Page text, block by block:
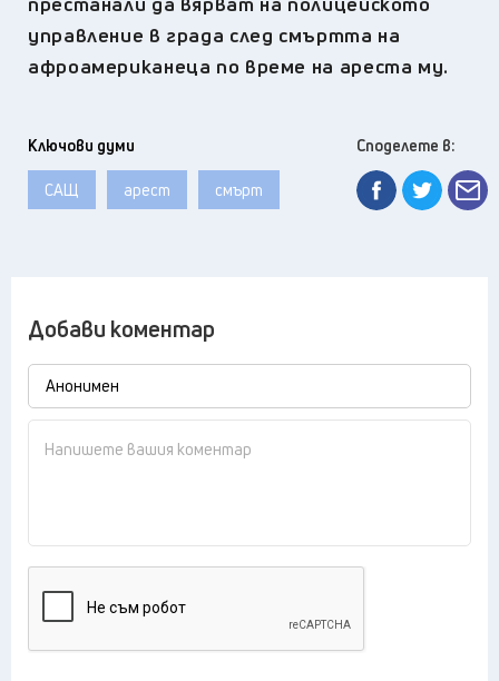
управление в града след смъртта на
афроамериканеца по време на ареста му.
Ключови думи
САЩ арест смърт
Споделете в:
Добави коментар